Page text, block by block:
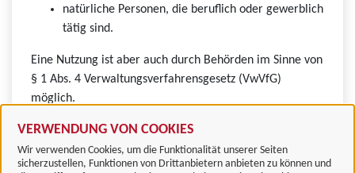
VERWENDUNG VON COOKIES
Wir verwenden Cookies, um die Funktionalität unserer Seiten
sicherzustellen, Funktionen von Drittanbietern anbieten zu können und
natürliche Personen, die beruflich oder gewerblich
tätig sind.
Eine Nutzung ist aber auch durch Behörden im Sinne von
§ 1 Abs. 4 Verwaltungsverfahrensgesetz (VwVfG)
möglich.